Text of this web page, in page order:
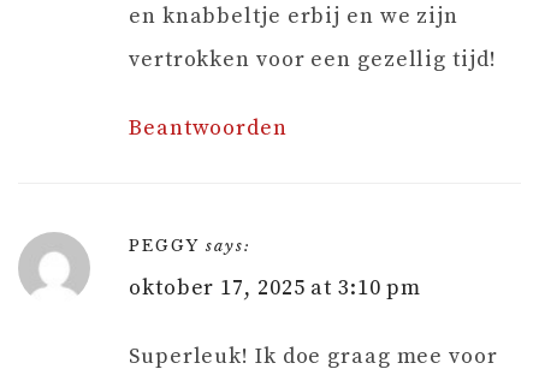
en knabbeltje erbij en we zijn
vertrokken voor een gezellig tijd!
Beantwoorden
PEGGY says:
oktober 17, 2025 at 3:10 pm
Superleuk! Ik doe graag mee voor